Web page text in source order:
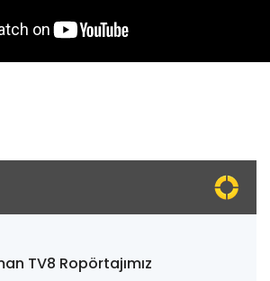
TV8 Ropörtajımız